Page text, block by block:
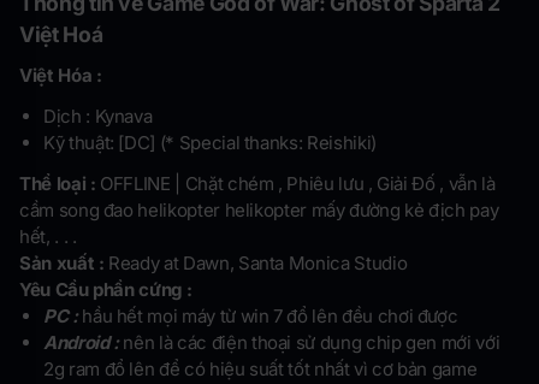
Việt Hoá
Việt Hóa :
Dịch : Kynava
Kỹ thuật: [DC] (* Special thanks: Reishiki)
Thể loại : OFFLINE | Chặt chém , Phiêu lưu , Giải Đố , vẫn là
cầm song đao helikopter helikopter mấy đường kẻ địch pay
hết, . . .
Sản xuất : Ready at Dawn, Santa Monica Studio
Yêu Cầu phần cứng :
PC : hầu hết mọi máy từ win 7 đổ lên đều chơi được
Android : nên là các điện thoại sử dụng chip gen mới với
2g ram đổ lên để có hiệu suất tốt nhất vì cơ bản game